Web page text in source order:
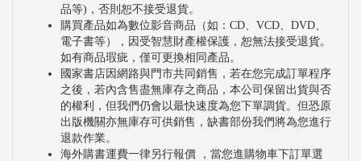
品等)，否則恕不接受退貨。
購買產品如為數位影音商品（如：CD、VCD、DVD、
電子書等），因受智慧財產權保護，恕無法接受退貨。
如有商品瑕疵，僅可更換相同產品。
國家書店因網路與門市共同銷售，若在您完成訂單程序
之後，若內含售盡無庫存之商品，本公司保留出貨與否
的權利，但我們仍會以最快速度為您下單調貨。但恐原
出版機關亦無庫存可供銷售，缺書部份我們將為您進行
退款作業。
海外購書運費一律另行報價 ，當您進購物車下訂單選